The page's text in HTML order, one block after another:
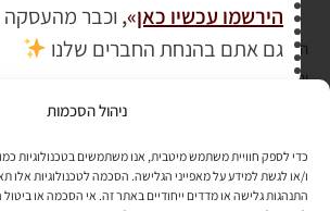
ניהול הסכמות
ו/או לגשת למידע על מאפייני הגלישה. הסכמה לטכנולוגיות אלו
התנהגות גלישה או מדדים ייחודיים באתר זה. אי הסכמה או
והעומד בתקן אבטחה PCI DSS Level-1
לתקנון האתר»
הירשמו עכשיו כאן»
, וכבר מהעסקה
גם אתם בהנחת החברים שלנו